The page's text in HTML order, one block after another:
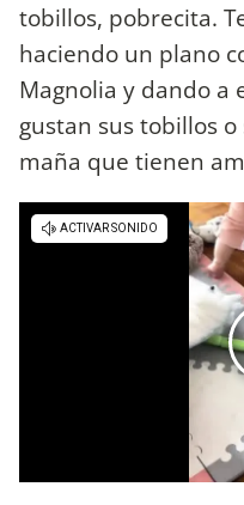
tobillos, pobrecita.
haciendo un plano
Magnolia y dando a
gustan sus tobillos
maña que tienen